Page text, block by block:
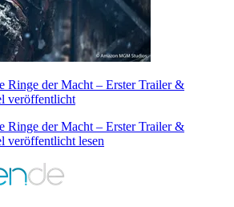
Ringe der Macht – Erster Trailer &
veröffentlicht
Ringe der Macht – Erster Trailer &
veröffentlicht lesen